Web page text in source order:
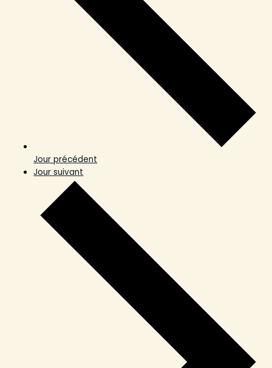
Jour précédent
Jour suivant